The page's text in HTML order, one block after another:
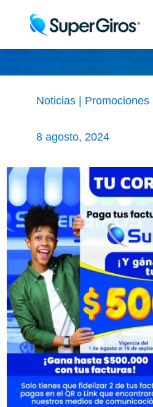
Noticias| Promociones
8 agosto, 2024